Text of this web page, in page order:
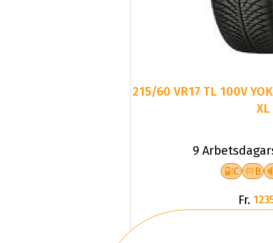
215/60 VR17 TL 100V
XL
9
C B
Fr.